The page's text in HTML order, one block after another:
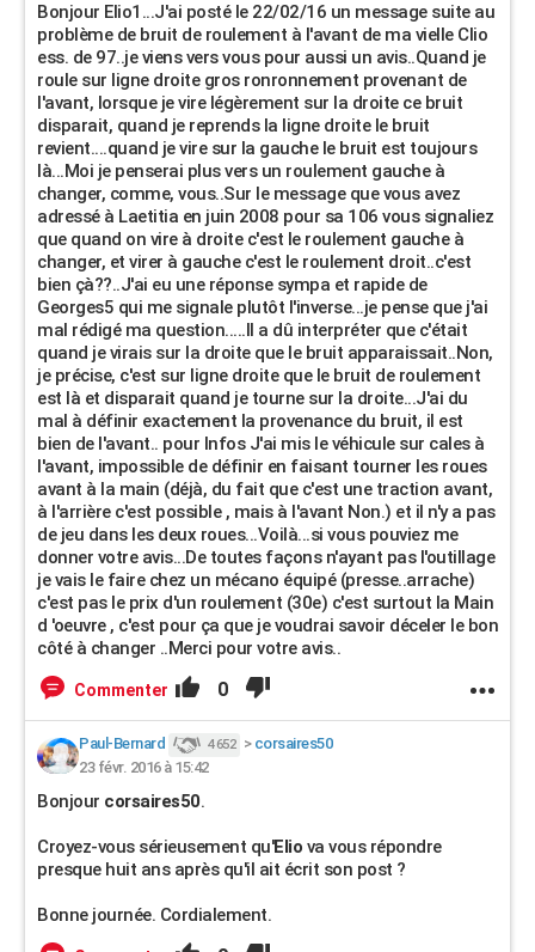
Bonjour Elio1...J'ai posté le 22/02/16 un message suite au
problème de bruit de roulement à l'avant de ma vielle Clio
ess. de 97..je viens vers vous pour aussi un avis..Quand je
roule sur ligne droite gros ronronnement provenant de
l'avant, lorsque je vire légèrement sur la droite ce bruit
disparait, quand je reprends la ligne droite le bruit
revient....quand je vire sur la gauche le bruit est toujours
là...Moi je penserai plus vers un roulement gauche à
changer, comme, vous..Sur le message que vous avez
adressé à Laetitia en juin 2008 pour sa 106 vous signaliez
que quand on vire à droite c'est le roulement gauche à
changer, et virer à gauche c'est le roulement droit..c'est
bien çà??..J'ai eu une réponse sympa et rapide de
Georges5 qui me signale plutôt l'inverse...je pense que j'ai
mal rédigé ma question.....Il a dû interpréter que c'était
quand je virais sur la droite que le bruit apparaissait..Non,
je précise, c'est sur ligne droite que le bruit de roulement
est là et disparait quand je tourne sur la droite...J'ai du
mal à définir exactement la provenance du bruit, il est
bien de l'avant.. pour Infos J'ai mis le véhicule sur cales à
l'avant, impossible de définir en faisant tourner les roues
avant à la main (déjà, du fait que c'est une traction avant,
à l'arrière c'est possible , mais à l'avant Non.) et il n'y a pas
de jeu dans les deux roues...Voilà...si vous pouviez me
donner votre avis...De toutes façons n'ayant pas l'outillage
je vais le faire chez un mécano équipé (presse..arrache)
c'est pas le prix d'un roulement (30e) c'est surtout la Main
d 'oeuvre , c'est pour ça que je voudrai savoir déceler le bon
côté à changer ..Merci pour votre avis..
Commenter 0
Paul-Bernard 4 652 > corsaires50
23 févr. 2016 à 15:42
Bonjour corsaires50.
Croyez-vous sérieusement qu'Elio va vous répondre
presque huit ans après qu'il ait écrit son post ?
Bonne journée. Cordialement.